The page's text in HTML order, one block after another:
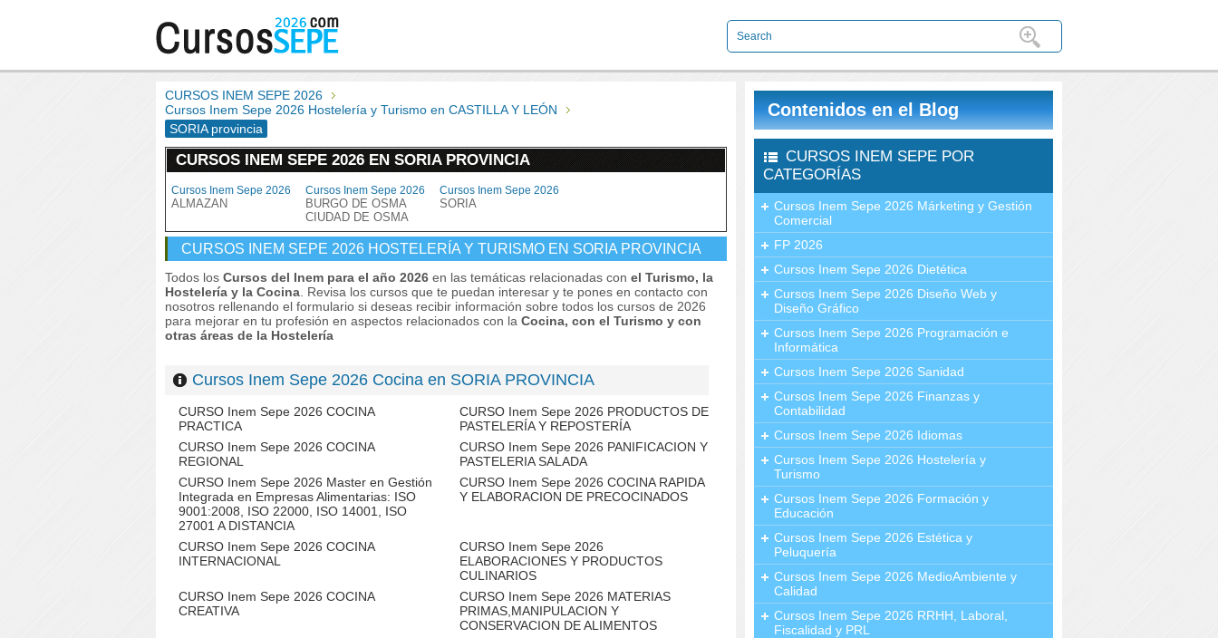
CURSOS INEM SEPE 2026
Cursos Inem Sepe 2026 Hostelería y Turismo en CASTILLA Y LEÓN
SORIA provincia
CURSOS INEM SEPE 2026 EN SORIA PROVINCIA
Cursos Inem Sepe 2026
ALMAZAN
Cursos Inem Sepe 2026
BURGO DE OSMA
CIUDAD DE OSMA
Cursos Inem Sepe 2026
SORIA
CURSOS INEM SEPE 2026 HOSTELERÍA Y TURISMO EN SORIA PROVINCIA
Todos los Cursos del Inem para el año 2026 en las temáticas relacionadas con el Turismo, la
Hostelería y la Cocina . Revisa los cursos que te puedan interesar y te pones en contacto con
nosotros rellenando el formulario si deseas recibir información sobre todos los cursos de 2026
para mejorar en tu profesión en aspectos relacionados con la Cocina, con el Turismo y con
otras áreas de la Hostelería
Cursos Inem Sepe 2026 Cocina en SORIA PROVINCIA
CURSO Inem Sepe 2026 COCINA
PRACTICA
CURSO Inem Sepe 2026 PRODUCTOS DE
PASTELERÍA Y REPOSTERÍA
CURSO Inem Sepe 2026 COCINA
REGIONAL
CURSO Inem Sepe 2026 PANIFICACION Y
PASTELERIA SALADA
CURSO Inem Sepe 2026 Master en Gestión
Integrada en Empresas Alimentarias: ISO
9001:2008, ISO 22000, ISO 14001, ISO
27001 A DISTANCIA
CURSO Inem Sepe 2026 COCINA RAPIDA
Y ELABORACION DE PRECOCINADOS
CURSO Inem Sepe 2026 COCINA
INTERNACIONAL
CURSO Inem Sepe 2026
ELABORACIONES Y PRODUCTOS
CULINARIOS
CURSO Inem Sepe 2026 COCINA
CREATIVA
CURSO Inem Sepe 2026 MATERIAS
PRIMAS,MANIPULACION Y
CONSERVACION DE ALIMENTOS
Contenidos en el Blog
CURSOS INEM SEPE POR
CATEGORÍAS
Cursos Inem Sepe 2026 Márketing y Gestión
Comercial
FP 2026
Cursos Inem Sepe 2026 Dietética
Cursos Inem Sepe 2026 Diseño Web y
Diseño Gráfico
Cursos Inem Sepe 2026 Programación e
Informática
Cursos Inem Sepe 2026 Sanidad
Cursos Inem Sepe 2026 Finanzas y
Contabilidad
Cursos Inem Sepe 2026 Idiomas
Cursos Inem Sepe 2026 Hostelería y
Turismo
Cursos Inem Sepe 2026 Formación y
Educación
Cursos Inem Sepe 2026 Estética y
Peluquería
Cursos Inem Sepe 2026 MedioAmbiente y
Calidad
Cursos Inem Sepe 2026 RRHH, Laboral,
Fiscalidad y PRL